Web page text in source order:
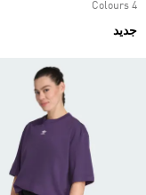
4 Colours
جديد